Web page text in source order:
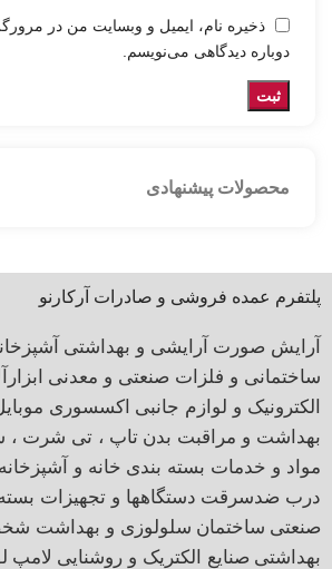
ذخیره نام، ایمیل و وبسایت من در
دوباره دیدگاهی می‌نویسم.
محصولات پیشنهادی
پلتفرم عمده فروشی و صادرات آرکارنو
آرایش صورت آرایشی و بهداشتی
ساختمانی و فلزات صنعتی و معدنی
الکترونیک و لوازم جانبی اکسسوری
بهداشت و مراقبت بدن تاپ ، تی شرت ،
مواد و خدمات بسته بندی خانه و آشپزخانه
درب ضدسرقت دستگاهها و تجهیزات
صنعتی ساختمان سلولوزی و بهداشت
بهداشتی صنایع الکتریک و روشنایی لامپ